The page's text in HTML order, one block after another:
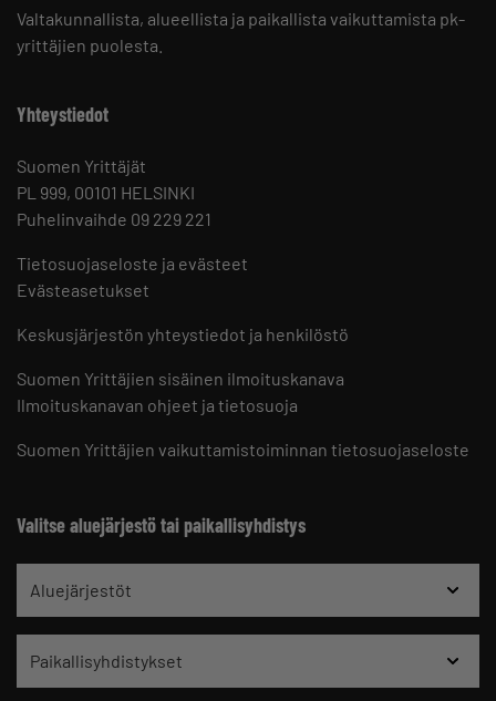
Valtakunnallista, alueellista ja paikallista vaikuttamista pk-
yrittäjien puolesta.
Yhteystiedot
Suomen Yrittäjät
PL 999, 00101 HELSINKI
Puhelinvaihde 09 229 221
Tietosuojaseloste ja evästeet
Evästeasetukset
Keskusjärjestön yhteystiedot ja henkilöstö
Suomen Yrittäjien sisäinen ilmoituskanava
Ilmoituskanavan ohjeet ja tietosuoja
Suomen Yrittäjien vaikuttamistoiminnan tietosuojaseloste
Valitse aluejärjestö tai paikallisyhdistys
Aluejärjestöt
Paikallisyhdistykset